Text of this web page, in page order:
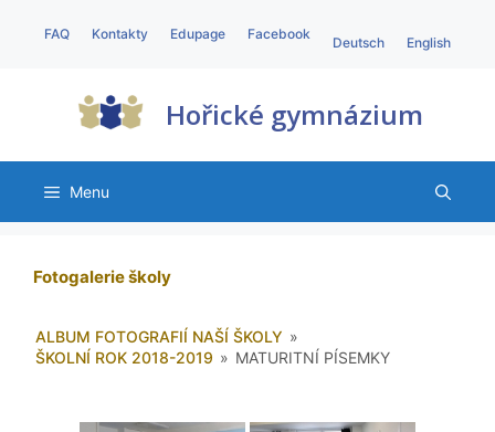
FAQ Kontakty Edupage Facebook
Deutsch English
Hořické gymnázium
Menu
Fotogalerie školy
ALBUM FOTOGRAFIÍ NAŠÍ ŠKOLY »
ŠKOLNÍ ROK 2018-2019 » MATURITNÍ PÍSEMKY